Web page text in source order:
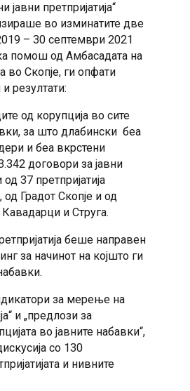
податоци од вкупно 3.342
спроведени од 37
од Владата, од Градот Скопје и од
и Струга. - За секое од
направен индивидуален
којшто ги спроведува јавните
„индикатори за мерење на
и „предлози за намалување на
набавки“, кои беа предмет на
на претпријатијата и
од дадените предлози Владата
борба против корупцијата –
за воведување процедури за
донесување планови за
за антикорупција, преземање
на конкуренцијата,
во однос на јавните
за спроведување на
46 лица кои
во вклучените
- Дополнително, 30 лица беа
планови за интегритет во
претпријатијата искористија
јавни претпријатија“
во изминатите две
– 30 септември 2021
помош од Амбасадата на
во Скопје, ги опфати
резултати:
од корупција во сите
за што длабински беа
и беа вкрстени
договори за јавни
37 претпријатија
Градот Скопје и од
и Струга.
беше направен
за начинот на којшто ги
за мерење на
и „предлози за
во јавните набавки“,
со 130
и нивните